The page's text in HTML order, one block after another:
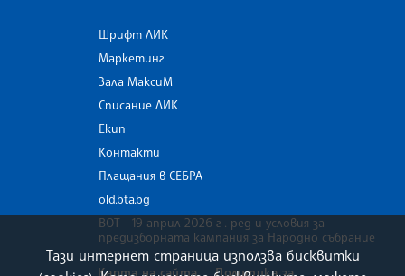
Шрифт ЛИК
Маркетинг
Зала МаксиМ
Списание ЛИК
Екип
Контакти
Плащания в СЕБРА
old.bta.bg
ВОТ - 19 април 2026 г . ред и условия за
предизборната кампания за Народно събрание
Карта на сайта Политика за
Тази интернет страница използва бисквитки